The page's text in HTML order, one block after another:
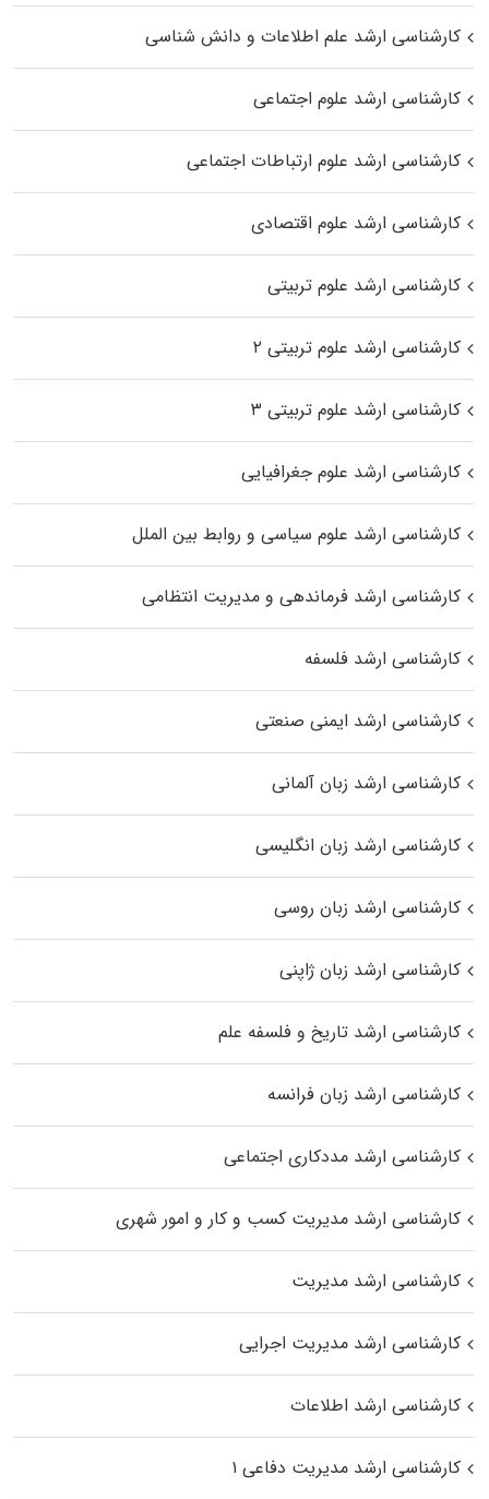
کارشناسی ارشد علم اطلاعات و دانش شناسی
کارشناسی ارشد علوم اجتماعی
کارشناسی ارشد علوم ارتباطات اجتماعی
کارشناسی ارشد علوم اقتصادی
کارشناسی ارشد علوم تربیتی
کارشناسی ارشد علوم تربیتی ۲
کارشناسی ارشد علوم تربیتی ۳
کارشناسی ارشد علوم جغرافیایی
کارشناسی ارشد علوم سیاسی و روابط بین الملل
کارشناسی ارشد فرماندهی و مدیریت انتظامی
کارشناسی ارشد فلسفه
کارشناسی ارشد ایمنی صنعتی
کارشناسی ارشد زبان آلمانی
کارشناسی ارشد زبان انگلیسی
کارشناسی ارشد زبان روسی
کارشناسی ارشد زبان ژاپنی
کارشناسی ارشد تاریخ و فلسفه علم
کارشناسی ارشد زبان فرانسه
کارشناسی ارشد مددکاری اجتماعی
کارشناسی ارشد مدیریت کسب و کار و امور شهری
کارشناسی ارشد مدیریت
کارشناسی ارشد مدیریت اجرایی
کارشناسی ارشد اطلاعات
کارشناسی ارشد مدیریت دفاعی ۱